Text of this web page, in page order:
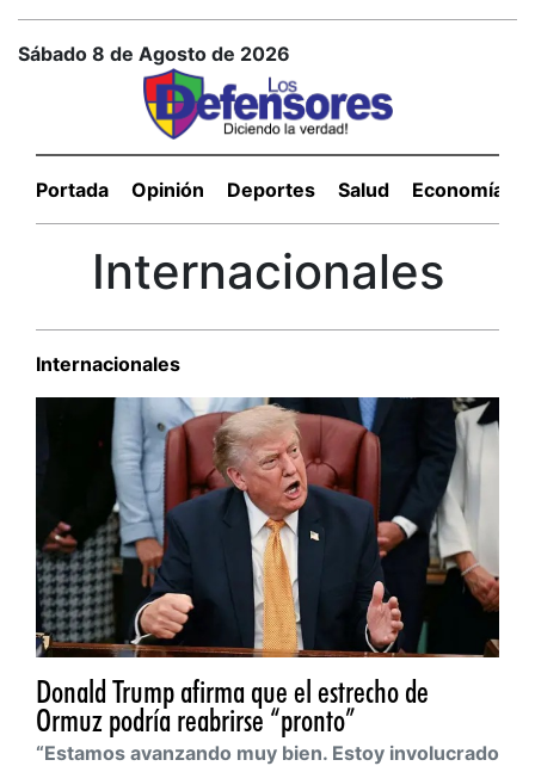
Sábado 8 de Agosto de 2026
Portada Opinión Deportes Salud Economía
Internacionales
Internacionales
Donald Trump afirma que el estrecho de
Ormuz podría reabrirse “pronto”
“Estamos avanzando muy bien. Estoy involucrado